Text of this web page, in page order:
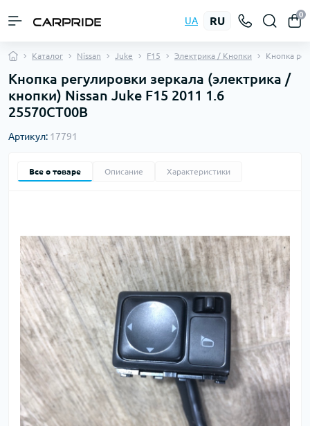
UA RU
0
Каталог Nissan Juke F15 Электрика / Кнопки Кнопка
Кнопка регулировки зеркала (электрика /
кнопки) Nissan Juke F15 2011 1.6
25570CT00B
Артикул: 17791
Все о товаре Описание Характеристики